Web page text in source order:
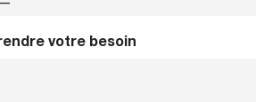
votre besoin